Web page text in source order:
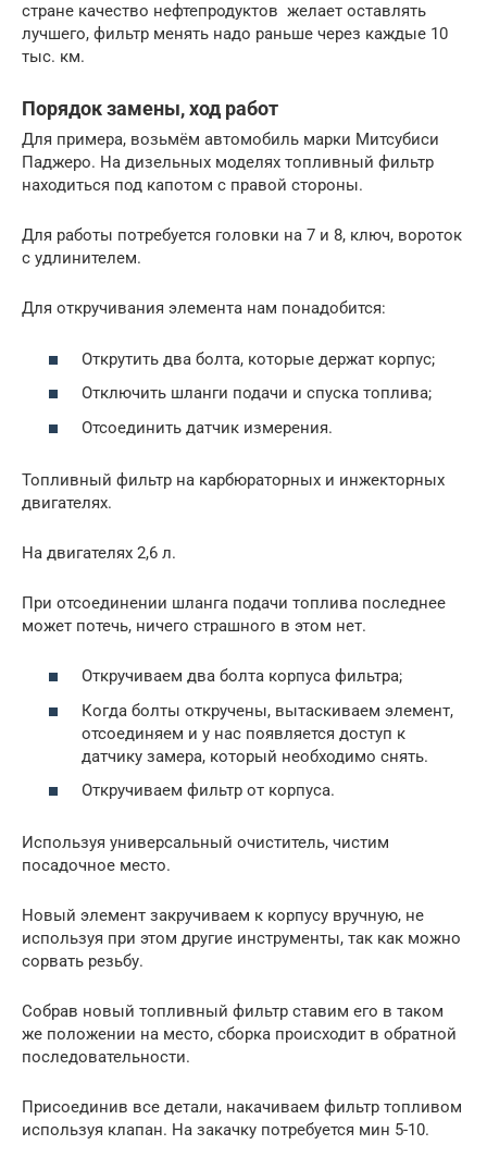
стране качество нефтепродуктов желает оставлять
лучшего, фильтр менять надо раньше через каждые 10
тыс. км.
Порядок замены, ход работ
Для примера, возьмём автомобиль марки Митсубиси
Паджеро. На дизельных моделях топливный фильтр
находиться под капотом с правой стороны.
Для работы потребуется головки на 7 и 8, ключ, вороток
с удлинителем.
Для откручивания элемента нам понадобится:
Открутить два болта, которые держат корпус;
Отключить шланги подачи и спуска топлива;
Отсоединить датчик измерения.
Топливный фильтр на карбюраторных и инжекторных
двигателях.
На двигателях 2,6 л.
При отсоединении шланга подачи топлива последнее
может потечь, ничего страшного в этом нет.
Откручиваем два болта корпуса фильтра;
Когда болты откручены, вытаскиваем элемент,
отсоединяем и у нас появляется доступ к
датчику замера, который необходимо снять.
Откручиваем фильтр от корпуса.
Используя универсальный очиститель, чистим
посадочное место.
Новый элемент закручиваем к корпусу вручную, не
используя при этом другие инструменты, так как можно
сорвать резьбу.
Собрав новый топливный фильтр ставим его в таком
же положении на место, сборка происходит в обратной
последовательности.
Присоединив все детали, накачиваем фильтр топливом
используя клапан. На закачку потребуется мин 5-10.